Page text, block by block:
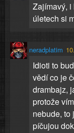
Zajímavý, i
úletech si
neradplatim
Idioti to
vědí co je
drambajz,
protože
nebude, to
píčujou